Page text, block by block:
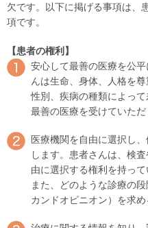
欠です。以下に掲げる事項は、
項です。
【患者の権利】
安心して最善の医療を公
んは生命、身体、人格を
性別、疾病の種類によって
最善の医療を受けていただ
医療機関を自由に選択し
します。患者さんは、検
由に選択する権利を持って
また、どのような診療の
カンドオピニオン）を求め